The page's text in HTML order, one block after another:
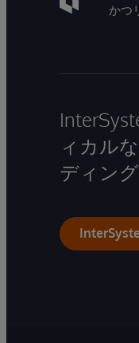
かつ
ィカル
ディン